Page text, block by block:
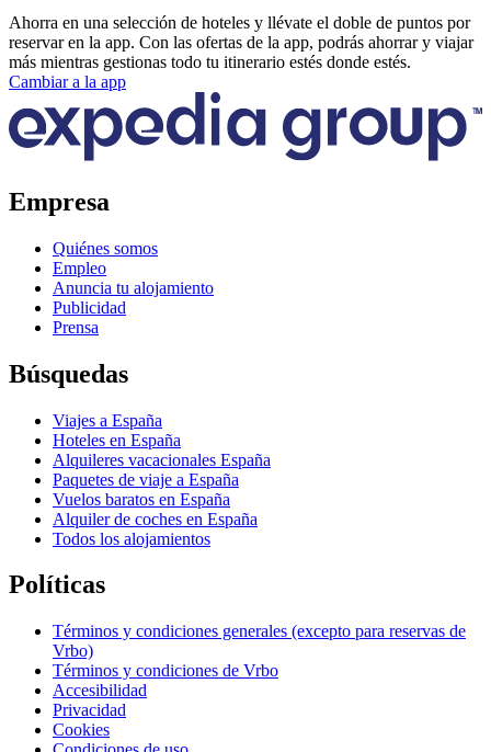
Ahorra en una selección de hoteles y llévate el doble de puntos por
reservar en la app. Con las ofertas de la app, podrás ahorrar y viajar
más mientras gestionas todo tu itinerario estés donde estés.
Cambiar a la app
Empresa
Quiénes somos
Empleo
Anuncia tu alojamiento
Publicidad
Prensa
Búsquedas
Viajes a España
Hoteles en España
Alquileres vacacionales España
Paquetes de viaje a España
Vuelos baratos en España
Alquiler de coches en España
Todos los alojamientos
Políticas
Términos y condiciones generales (excepto para reservas de
Vrbo)
Términos y condiciones de Vrbo
Accesibilidad
Privacidad
Cookies